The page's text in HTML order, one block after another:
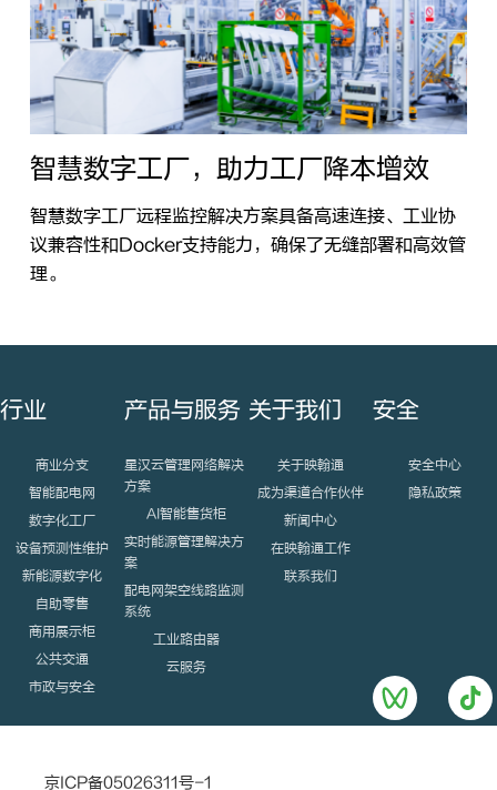
智慧数字工厂，助力工厂降本增效
智慧数字工厂远程监控解决方案具备高速连接、工业协
议兼容性和Docker支持能力，确保了无缝部署和高效管
理。
行业
商业分支
智能配电网
数字化工厂
设备预测性维护
新能源数字化
自助零售
商用展示柜
公共交通
市政与安全
产品与服务
星汉云管理网络解决
方案
AI智能售货柜
实时能源管理解决方
案
配电网架空线路监测
系统
工业路由器
云服务
关于我们
关于映翰通
成为渠道合作伙伴
新闻中心
在映翰通工作
联系我们
安全
安全中心
隐私政策
京ICP备05026311号-1